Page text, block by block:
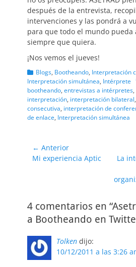
después de la entrevista,
intervenciones y las pondrá a
para que todo el mundo pueda
siempre que quiera.
¡Nos vemos el jueves!
Categorias
Blogs, Bootheando, Interpretación
Interpretación simultánea, Intérprete
bootheando, entrevistas a intérpretes,
interpretación, interpretación bilateral,
consecutiva, interpretación de
de enlace, Interpretación simultánea
Navegación
de
← Anterior
Entrada
Mi experiencia Aptic
La
4 comentarios en
a Bootheando en
Tolken dijo:
10/12/2011 a las 3:26